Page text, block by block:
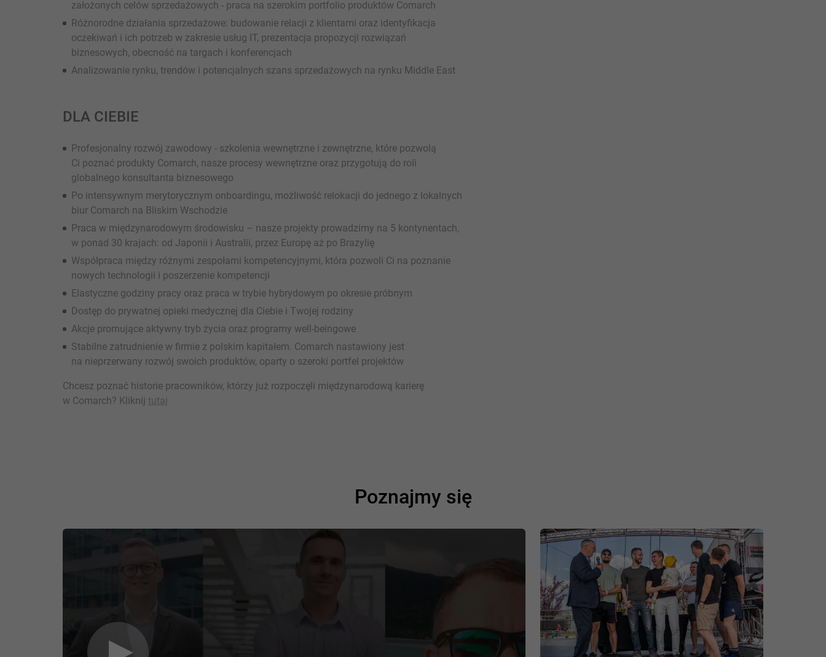
założonych celów sprzedażowych - praca na szerokim portfolio produktów Comarch
Różnorodne działania sprzedażowe: budowanie relacji z klientami oraz identyfikacja
oczekiwań i ich potrzeb w zakresie usług IT, prezentacja propozycji rozwiązań
biznesowych, obecność na targach i konferencjach
Analizowanie rynku, trendów i potencjalnych szans sprzedażowych na rynku Middle East
DLA CIEBIE
Profesjonalny rozwój zawodowy - szkolenia wewnętrzne i zewnętrzne, które pozwolą
Ci poznać produkty Comarch, nasze procesy wewnętrzne oraz przygotują do roli
globalnego konsultanta biznesowego
Po intensywnym merytorycznym onboardingu, możliwość relokacji do jednego z lokalnych
biur Comarch na Bliskim Wschodzie
Praca w międzynarodowym środowisku – nasze projekty prowadzimy na 5 kontynentach,
w ponad 30 krajach: od Japonii i Australii, przez Europę aż po Brazylię
Współpraca między różnymi zespołami kompetencyjnymi, która pozwoli Ci na poznanie
nowych technologii i poszerzenie kompetencji
Elastyczne godziny pracy oraz praca w trybie hybrydowym po okresie próbnym
Dostęp do prywatnej opieki medycznej dla Ciebie i Twojej rodziny
Akcje promujące aktywny tryb życia oraz programy well-beingowe
Stabilne zatrudnienie w firmie z polskim kapitałem. Comarch nastawiony jest
na nieprzerwany rozwój swoich produktów, oparty o szeroki portfel projektów
Chcesz poznać historie pracowników, którzy już rozpoczęli międzynarodową karierę
w Comarch? Kliknij tutaj
Poznajmy się